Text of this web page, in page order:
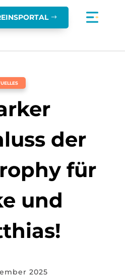
der
für
und
2025